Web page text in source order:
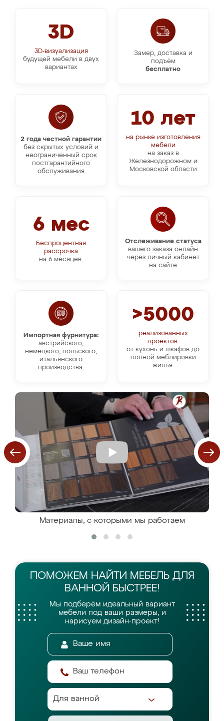
3D
3D-визуализация
будущей мебели в двух
вариантах
Замер, доставка и
подъём
бесплатно
10 лет
на рынке изготовления
мебели
на заказ в
Железнодорожном и
Московской области
2 года честной гарантии
без скрытых условий и
неограниченный срок
постгарантийного
обслуживания
Отслеживание статуса
вашего заказа онлайн
через личный кабинет
на сайте
6 мес
Беспроцентная
рассрочка
на 6 месяцев.
Импортная фурнитура:
австрийского,
немецкого, польского,
итальянского
производства.
>5000
реализованных
проектов:
от кухонь и шкафов до
полной меблировки
жилья.
Материалы, с которыми мы работаем
ПОМОЖЕМ НАЙТИ МЕБЕЛЬ ДЛЯ
ВАННОЙ БЫСТРЕЕ!
Мы подберём идеальный вариант
мебели под ваши размеры, и
нарисуем дизайн-проект!